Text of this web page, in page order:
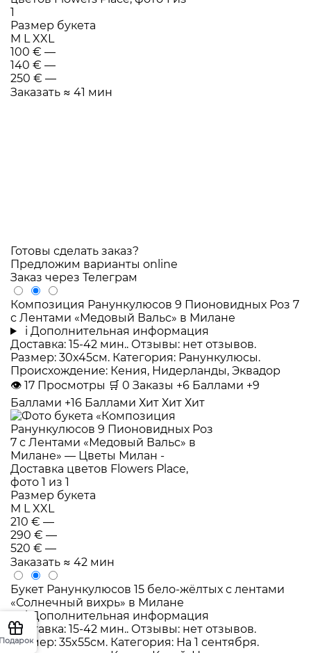
Размер букета
M LXXL
100 € —
140 € —
250 € —
Заказать ≈ 41 мин
Готовы сделать заказ?
Предложим варианты online
Заказ через Телеграм
Композиция Ранункулюсов 9 Пионовидных Роз 7
с Лентами «Медовый Вальс» в Милане
i Дополнительная информация
Доставка: 15-42 мин.. Отзывы: нет отзывов.
Размер: 30x45см. Категория: Ранункулюсы.
Происхождение: Кения, Нидерланды, Эквадор
👁 17 Просмотры 🛒 0 Заказы +6 Баллами +9
Баллами +16 Баллами Хит Хит Хит
Размер букета
M LXXL
210 € —
290 € —
520 € —
Заказать ≈ 42 мин
Букет Ранункулюсов 15 бело-жёлтых с лентами
«Солнечный вихрь» в Милане
i Дополнительная информация
Доставка: 15-42 мин.. Отзывы: нет отзывов.
Размер: 35x55см. Категория: На 1 сентября.